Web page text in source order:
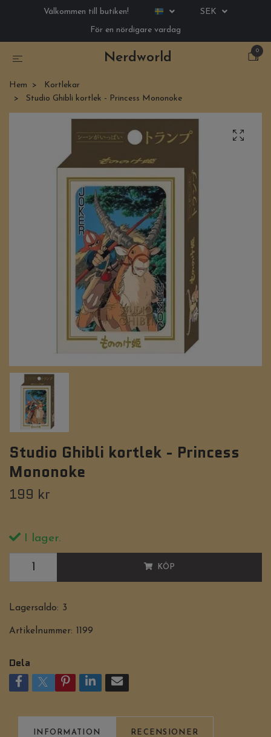
Välkommen till butiken!
SEK
För en nördigare vardag
Nerdworld
0
Hem
Kortlekar
Studio Ghibli kortlek - Princess Mononoke
Studio Ghibli kortlek - Princess
Mononoke
199 kr
I lager.
KÖP
Lagersaldo: 3
Artikelnummer: 1199
Dela
INFORMATION RECENSIONER